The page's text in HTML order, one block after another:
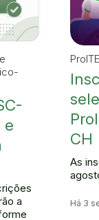
e
a
CH
As
Há 3